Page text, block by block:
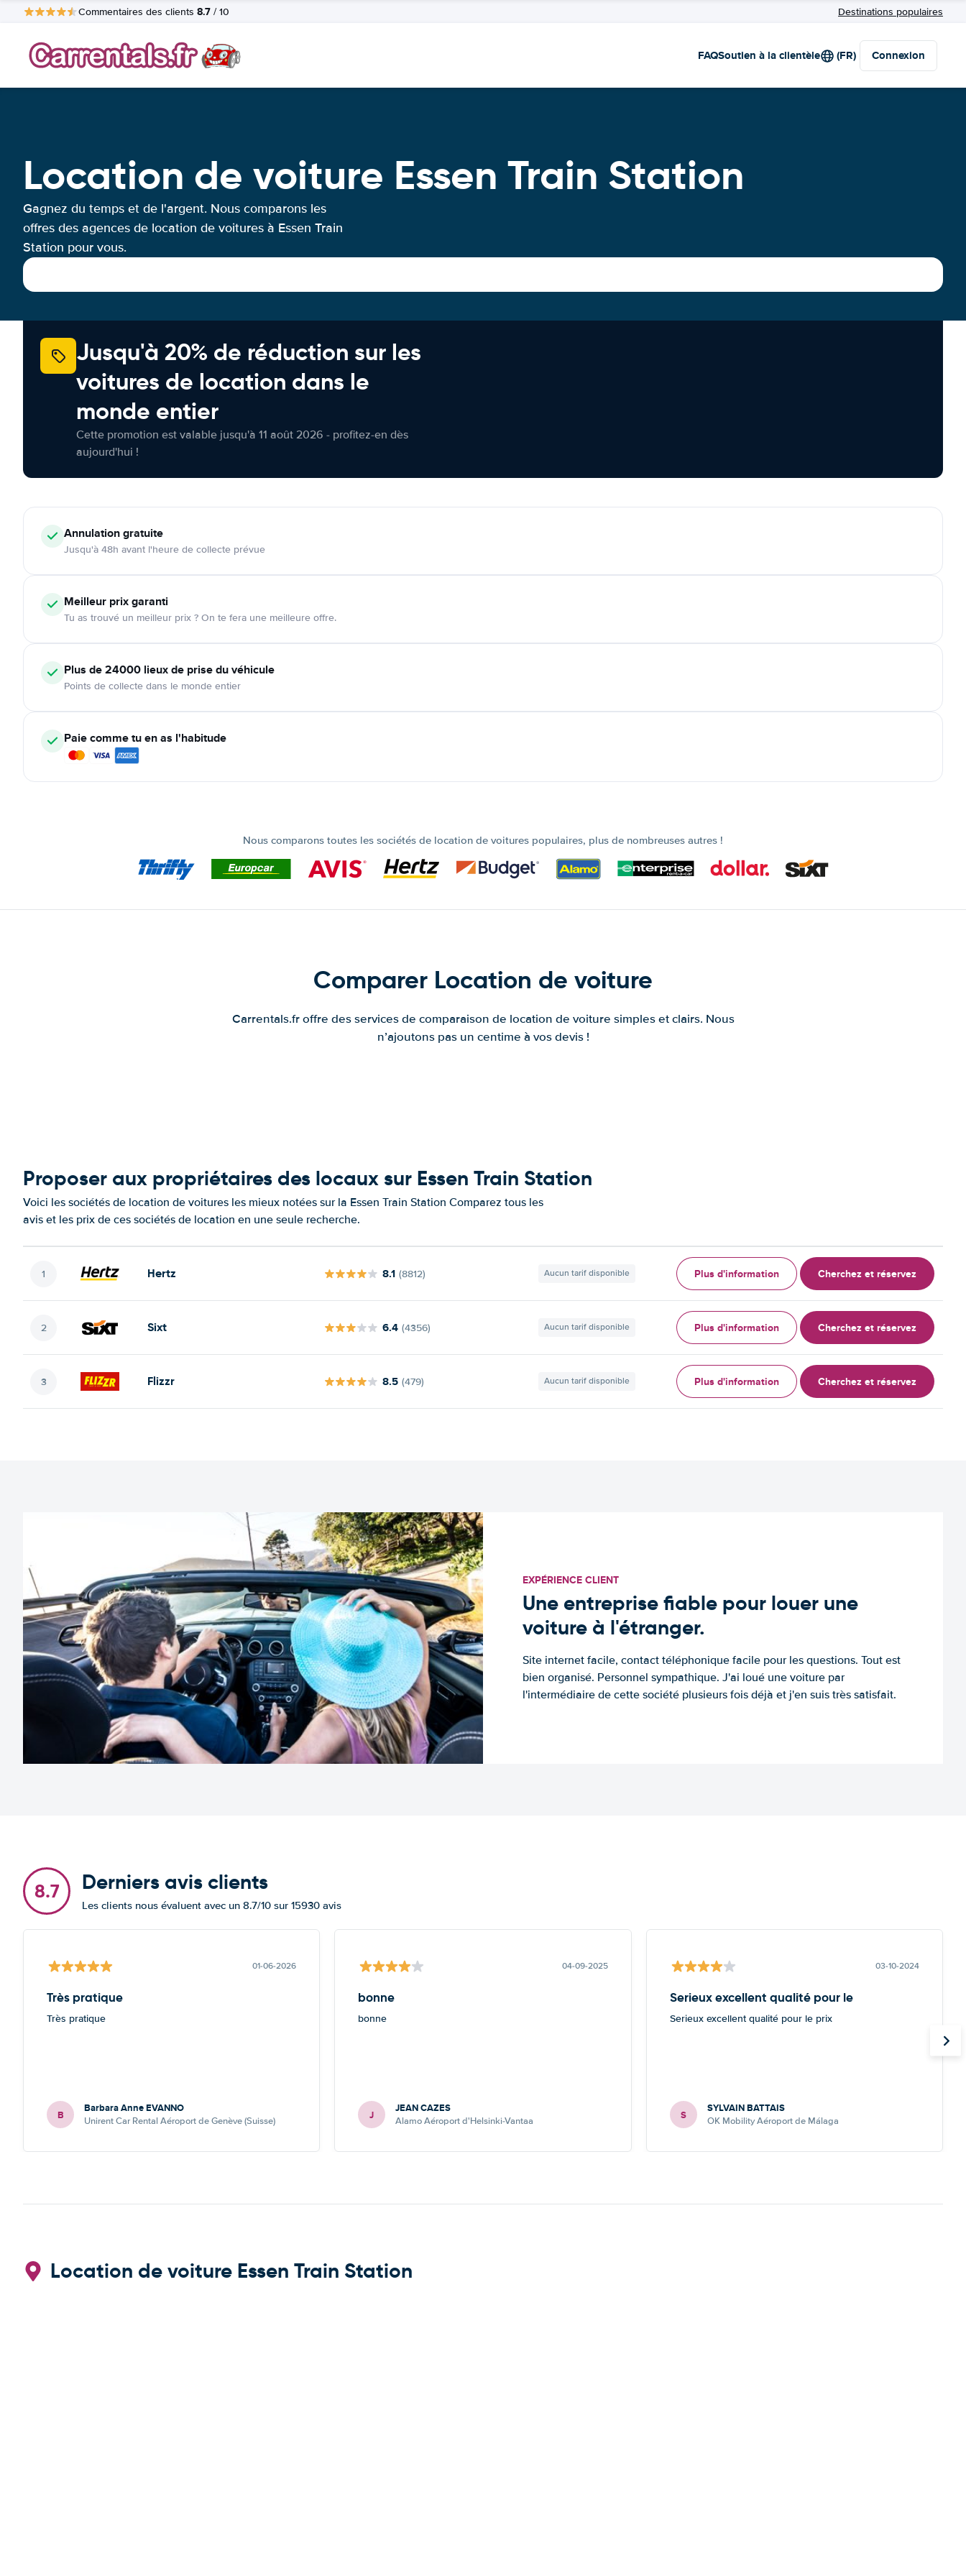
Commentaires des clients 8.7 / 10 Destinations populaires
FAQSoutien à la clientèle (FR) Connexion
Location de voiture Essen Train Station
Gagnez du temps et de l'argent. Nous comparons les
offres des agences de location de voitures à Essen Train
Station pour vous.
Jusqu'à 20% de réduction sur les
voitures de location dans le
monde entier
Cette promotion est valable jusqu'à 11 août 2026 - profitez-en dès
aujourd'hui !
Annulationgratuite
Jusqu'à 48h avant l'heure de collecte prévue
Meilleur prix garanti
Tu as trouvé un meilleur prix ? On te fera une meilleure offre.
Plus de 24000 lieux de prise du véhicule
Points de collecte dans le monde entier
Paie comme tu en as l'habitude
Nous comparons toutes les sociétés de location de voitures populaires, plus de nombreuses autres !
Comparer Location de voiture
Carrentals.fr offre des services de comparaison de location de voiture simples et clairs. Nous
n’ajoutons pas un centime à vos devis !
Proposer aux propriétaires des locaux sur Essen Train Station
Voici les sociétés de location de voitures les mieux notées sur la Essen Train Station Comparez tous les
avis et les prix de ces sociétés de location en une seule recherche.
Hertz 8.1 (8812) Aucun tarif disponible Plus d'information Cherchez et réservez
Sixt 6.4 (4356) Aucun tarif disponible Plus d'information Cherchez et réservez
Flizzr 8.5 (479) Aucun tarif disponible Plus d'information Cherchez et réservez
EXPÉRIENCE CLIENT
Une entreprise fiable pour louer une
voiture à l'étranger.
Site internet facile, contact téléphonique facile pour les questions. Tout est
bien organisé. Personnel sympathique. J'ai loué une voiture par
l'intermédiaire de cette société plusieurs fois déjà et j'en suis très satisfait.
8.7 Derniers avis clients
Les clients nous évaluent avec un 8.7/10 sur 15930 avis
01-06-2026
Très pratique
Très pratique
B Barbara Anne EVANNO
Unirent Car Rental Aéroport de Genève (Suisse)
04-09-2025
bonne
bonne
J JEAN CAZES
Alamo Aéroport d'Helsinki-Vantaa
03-10-2024
Serieux excellent qualité pour le
Serieux excellent qualité pour le prix
S SYLVAIN BATTAIS
OK Mobility Aéroport de Málaga
Location de voiture Essen Train Station